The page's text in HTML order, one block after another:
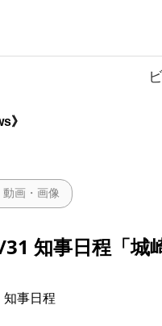
》
画・画像
知事日程「城
事日程